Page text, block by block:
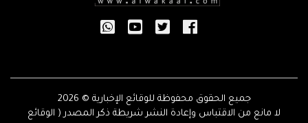
جميع الحقوق محفوظة للوقائع الإخبارية © 2026
لا مانع من الاقتباس وإعادة النشر شريطة ذكر المصدر ( الوقائع